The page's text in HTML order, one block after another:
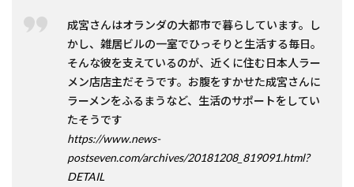
成宮さんはオランダの大都市で暮らしています。し
かし、雑居ビルの一室でひっそりと生活する毎日。
そんな彼を支えているのが、近くに住む日本人ラー
メン店店主だそうです。お腹をすかせた成宮さんに
ラーメンをふるまうなど、生活のサポートをしてい
たそうです
https://www.news-
postseven.com/archives/20181208_819091.html?
DETAIL